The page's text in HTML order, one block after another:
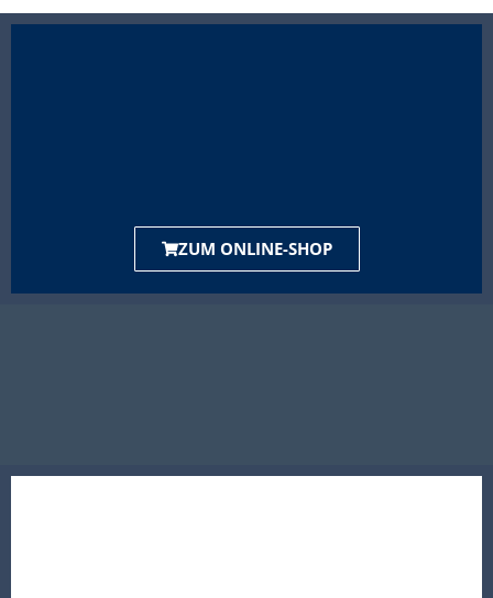
ZUM ONLINE-SHOP